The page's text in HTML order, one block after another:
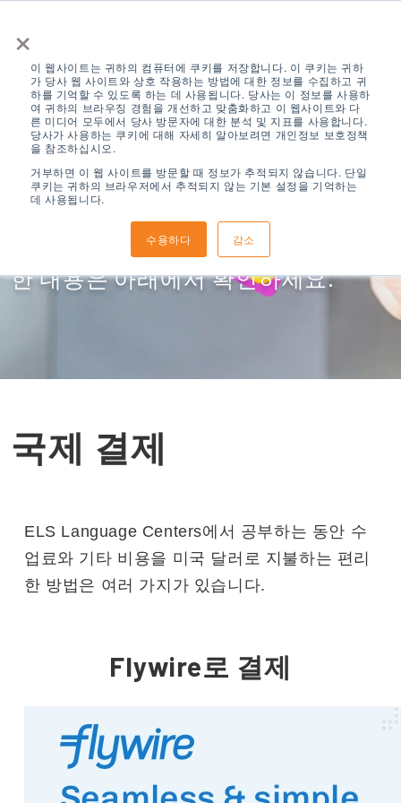
×
이 웹사이트는 귀하의 컴퓨터에 쿠키를 저장합니다. 이 쿠키는 귀하
가 당사 웹 사이트와 상호 작용하는 방법에 대한 정보를 수집하고 귀
하를 기억할 수 있도록 하는 데 사용됩니다. 당사는 이 정보를 사용하
여 귀하의 브라우징 경험을 개선하고 맞춤화하고 이 웹사이트와 다
른 미디어 모두에서 당사 방문자에 대한 분석 및 지표를 사용합니다.
당사가 사용하는 쿠키에 대해 자세히 알아보려면 개인정보 보호정책
을 참조하십시오.
거부하면 이 웹 사이트를 방문할 때 정보가 추적되지 않습니다. 단일
쿠키는 귀하의 브라우저에서 추적되지 않는 기본 설정을 기억하는
데 사용됩니다.
수용하다 감소
결제 방법
다양한 결제 방식을 지원합니다. 자세
한 내용은 아래에서 확인하세요.
국제 결제
ELS Language Centers에서 공부하는 동안 수
업료와 기타 비용을 미국 달러로 지불하는 편리
한 방법은 여러 가지가 있습니다.
Flywire로 결제